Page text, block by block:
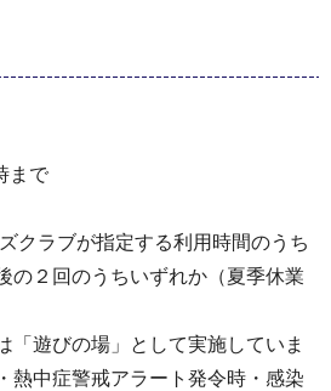
まで
クラブが指定する利用時間のうち
の２回のうちいずれか（夏季休業
遊びの場」として実施していま
熱中症警戒アラート発令時・感染